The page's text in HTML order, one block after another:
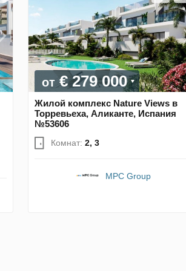
от € 279 000
Жилой комплекс Nature Views в
Торревьеха, Аликанте, Испания
№53606
Комнат: 2, 3
MPC Group